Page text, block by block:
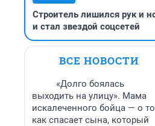
Строитель лишился рук и
и стал звездой соцсетей
ВСЕ НОВОСТИ
«Долго боялась
выходить на улицу». Мама
искалеченного бойца — о
как спасает сына, который